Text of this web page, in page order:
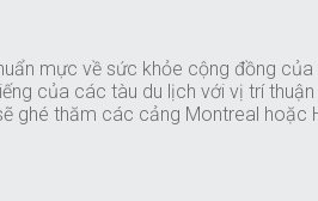
mực về sức khỏe cộng đồng
của các tàu du lịch với vị trí
ghé thăm các cảng Montreal hoặc